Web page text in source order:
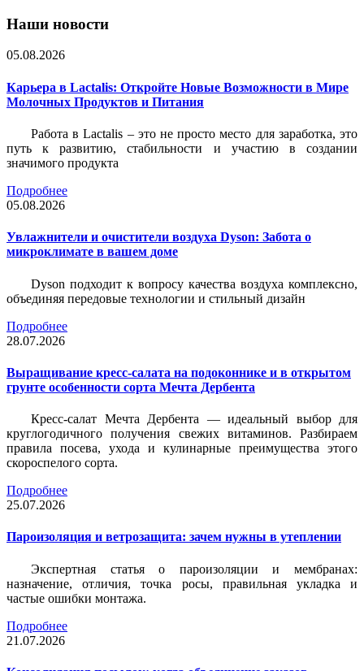
Наши новости
05.08.2026
Карьера в Lactalis: Откройте Новые Возможности в Мире
Молочных Продуктов и Питания
Работа в Lactalis – это не просто место для заработка, это
путь к развитию, стабильности и участию в создании
значимого продукта
Подробнее
05.08.2026
Увлажнители и очистители воздуха Dyson: Забота о
микроклимате в вашем доме
Dyson подходит к вопросу качества воздуха комплексно,
объединяя передовые технологии и стильный дизайн
Подробнее
28.07.2026
Выращивание кресс-салата на подоконнике и в открытом
грунте особенности сорта Мечта Дербента
Кресс-салат Мечта Дербента — идеальный выбор для
круглогодичного получения свежих витаминов. Разбираем
правила посева, ухода и кулинарные преимущества этого
скороспелого сорта.
Подробнее
25.07.2026
Пароизоляция и ветрозащита: зачем нужны в утеплении
Экспертная статья о пароизоляции и мембранах:
назначение, отличия, точка росы, правильная укладка и
частые ошибки монтажа.
Подробнее
21.07.2026